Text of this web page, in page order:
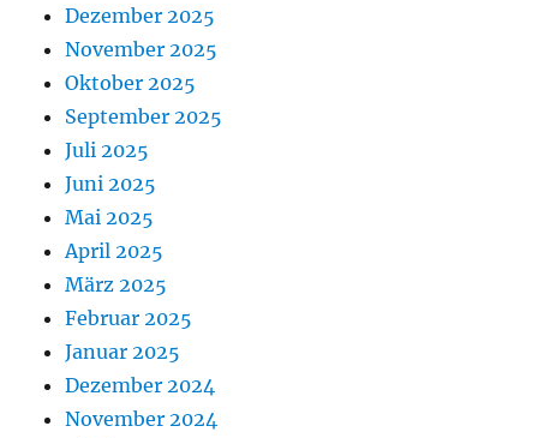
Dezember 2025
November 2025
Oktober 2025
September 2025
Juli 2025
Juni 2025
Mai 2025
April 2025
März 2025
Februar 2025
Januar 2025
Dezember 2024
November 2024